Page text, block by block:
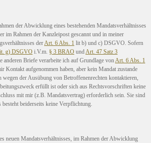
der Abwicklung eines bestehenden Mandatsverhältnisses
im Rahmen der Kanzleipost gescannt und in meiner
derArt. 6 Abs. 1 lit b) und c) DSGVO. Sofern
g) DSGVO i.V.m. § 3 BRAO undArt. 47 Satz 3
anderen Briefe verarbeite ich auf Grundlage vonArt. 6 Abs. 1
Kontakt aufgenommen haben, aber kein Mandat zustande
der Ausübung von Betroffenenrechten kontaktieren,
erfüllt ist oder sich aus Rechtsvorschriften keine
mit mir (z.B. Mandatsvertrag) erforderlich sein. Sie sind
beiderseits keine Verpflichtung.
neuen Mandatsverhältnisses, im Rahmen der Abwicklung